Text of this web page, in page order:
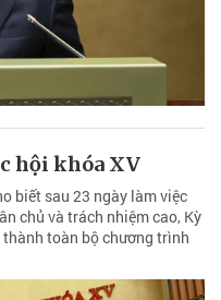
hội khóa XV
biết sau 23 ngày làm việc
chủ và trách nhiệm cao, Kỳ
thành toàn bộ chương trình